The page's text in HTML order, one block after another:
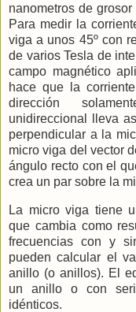
nanometros de
Para medir la
viga a unos 45º con
de varios Tesla de
campo magnético
hace que la
dirección
unidireccional lleva
perpendicular a la
micro viga del vector
ángulo recto con el
crea un par sobre la
La micro viga tiene
que cambia como
frecuencias con y
pueden calcular el
anillo (o anillos). El
un anillo o con
idénticos.